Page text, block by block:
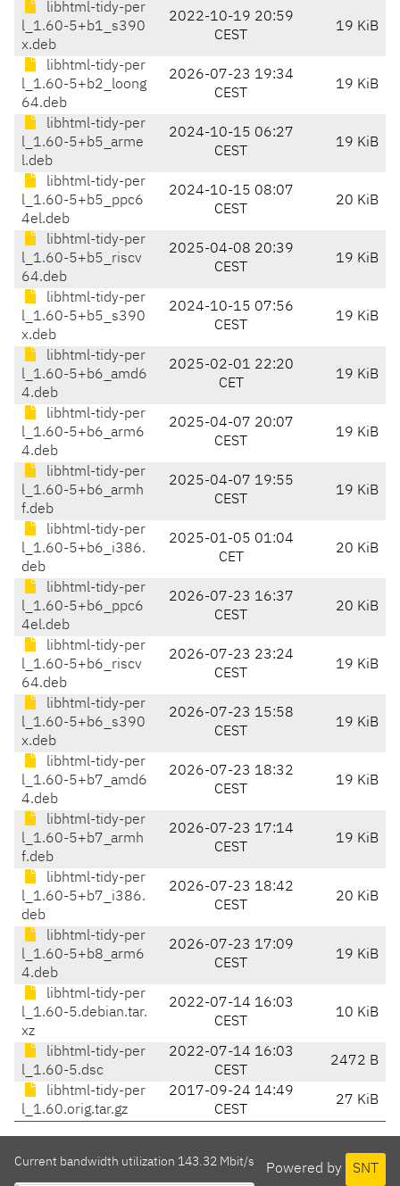
libhtml-tidy-per
l_1.60-5+b1_s390
x.deb
2022-10-19 20:59
CEST
19 KiB
libhtml-tidy-per
l_1.60-5+b2_loong
64.deb
2026-07-23 19:34
CEST
19 KiB
libhtml-tidy-per
l_1.60-5+b5_arme
l.deb
2024-10-15 06:27
CEST
19 KiB
libhtml-tidy-per
l_1.60-5+b5_ppc6
4el.deb
2024-10-15 08:07
CEST
20 KiB
libhtml-tidy-per
l_1.60-5+b5_riscv
64.deb
2025-04-08 20:39
CEST
19 KiB
libhtml-tidy-per
l_1.60-5+b5_s390
x.deb
2024-10-15 07:56
CEST
19 KiB
libhtml-tidy-per
l_1.60-5+b6_amd6
4.deb
2025-02-01 22:20
CET
19 KiB
libhtml-tidy-per
l_1.60-5+b6_arm6
4.deb
2025-04-07 20:07
CEST
19 KiB
libhtml-tidy-per
l_1.60-5+b6_armh
f.deb
2025-04-07 19:55
CEST
19 KiB
libhtml-tidy-per
l_1.60-5+b6_i386.
deb
2025-01-05 01:04
CET
20 KiB
libhtml-tidy-per
l_1.60-5+b6_ppc6
4el.deb
2026-07-23 16:37
CEST
20 KiB
libhtml-tidy-per
l_1.60-5+b6_riscv
64.deb
2026-07-23 23:24
CEST
19 KiB
libhtml-tidy-per
l_1.60-5+b6_s390
x.deb
2026-07-23 15:58
CEST
19 KiB
libhtml-tidy-per
l_1.60-5+b7_amd6
4.deb
2026-07-23 18:32
CEST
19 KiB
libhtml-tidy-per
l_1.60-5+b7_armh
f.deb
2026-07-23 17:14
CEST
19 KiB
libhtml-tidy-per
l_1.60-5+b7_i386.
deb
2026-07-23 18:42
CEST
20 KiB
libhtml-tidy-per
l_1.60-5+b8_arm6
4.deb
2026-07-23 17:09
CEST
19 KiB
libhtml-tidy-per
l_1.60-5.debian.tar.
xz
2022-07-14 16:03
CEST
10 KiB
libhtml-tidy-per
l_1.60-5.dsc
2022-07-14 16:03
CEST
2472 B
libhtml-tidy-per
l_1.60.orig.tar.gz
2017-09-24 14:49
CEST
27 KiB
Powered by SNT
Current bandwidth utilization 143.32 Mbit/s